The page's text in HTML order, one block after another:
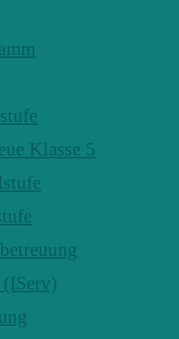
Klasse 5